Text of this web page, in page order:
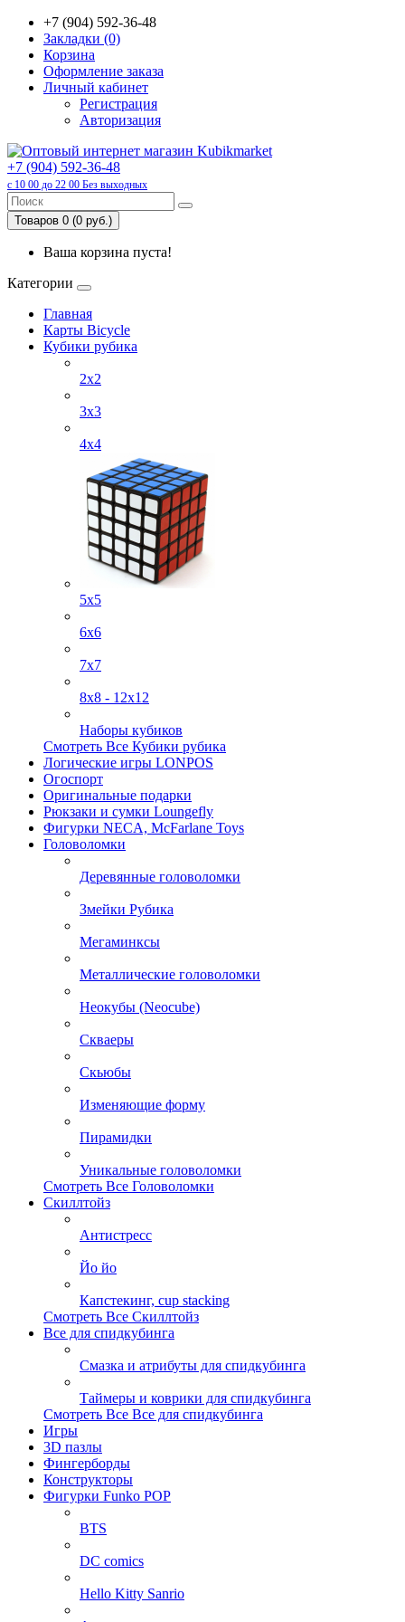
+7 (904) 592-36-48
Закладки (0)
Корзина
Оформление заказа
Личный кабинет
Регистрация
Авторизация
+7 (904) 592-36-48
с 10 00 до 22 00 Без выходных
Товаров 0 (0 руб.)
Ваша корзина пуста!
Категории
Главная
Карты Bicycle
Кубики рубика
2x2
3x3
4х4
5х5
6х6
7х7
8х8 - 12х12
Наборы кубиков
Смотреть Все Кубики рубика
Логические игры LONPOS
Огоспорт
Оригинальные подарки
Рюкзаки и сумки Loungefly
Фигурки NECA, McFarlane Toys
Головоломки
Деревянные головоломки
Змейки Рубика
Мегаминксы
Металлические головоломки
Неокубы (Neocube)
Скваеры
Скьюбы
Изменяющие форму
Пирамидки
Уникальные головоломки
Смотреть Все Головоломки
Скиллтойз
Антистресс
Йо йо
Капстекинг, cup stacking
Смотреть Все Скиллтойз
Все для спидкубинга
Смазка и атрибуты для спидкубинга
Таймеры и коврики для спидкубинга
Смотреть Все Все для спидкубинга
Игры
3D пазлы
Фингерборды
Конструкторы
Фигурки Funko POP
BTS
DC comics
Hello Kitty Sanrio